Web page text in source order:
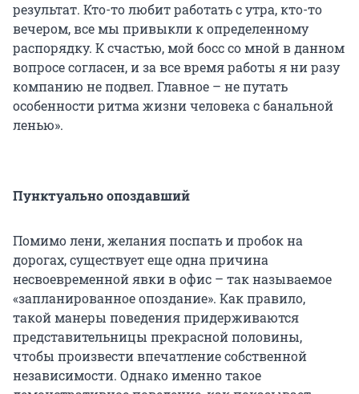
результат. Кто-то любит работать с утра, кто-то
вечером, все мы привыкли к определенному
распорядку. К счастью, мой босс со мной в данном
вопросе согласен, и за все время работы я ни разу
компанию не подвел. Главное – не путать
особенности ритма жизни человека с банальной
ленью».
Пунктуально опоздавший
Помимо лени, желания поспать и пробок на
дорогах, существует еще одна причина
несвоевременной явки в офис – так называемое
«запланированное опоздание». Как правило,
такой манеры поведения придерживаются
представительницы прекрасной половины,
чтобы произвести впечатление собственной
независимости. Однако именно такое